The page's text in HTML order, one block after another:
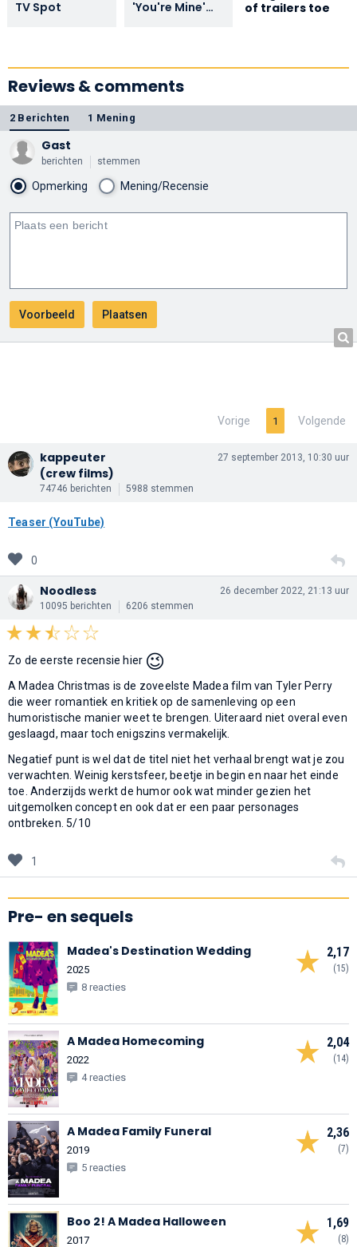
TV Spot
'You're Mine'
album!
of trailers toe
Reviews & comments
2 Berichten 1 Mening
Gast
berichten stemmen
Opmerking Mening/Recensie
Vorige 1 Volgende
kappeuter
(crew films)
74746 berichten 5988 stemmen
27 september 2013, 10:30 uur
Teaser (YouTube)
0
Noodless
10095 berichten 6206 stemmen
26 december 2022, 21:13 uur
Zo de eerste recensie hier 😉
A Madea Christmas is de zoveelste Madea film van Tyler Perry
die weer romantiek en kritiek op de samenleving op een
humoristische manier weet te brengen. Uiteraard niet overal even
geslaagd, maar toch enigszins vermakelijk.
Negatief punt is wel dat de titel niet het verhaal brengt wat je zou
verwachten. Weinig kerstsfeer, beetje in begin en naar het einde
toe. Anderzijds werkt de humor ook wat minder gezien het
uitgemolken concept en ook dat er een paar personages
ontbreken. 5/10
1
Pre- en sequels
2,17
(15)
Madea's Destination Wedding
2025
8 reacties
2,04
(14)
A Madea Homecoming
2022
4 reacties
2,36
(7)
A Madea Family Funeral
2019
5 reacties
1,69
(8)
Boo 2! A Madea Halloween
2017